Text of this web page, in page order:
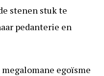
stenen stuk te
pedanterie en
egoïsme